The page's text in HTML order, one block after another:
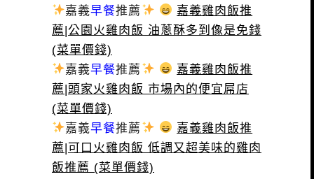
嘉義早餐推薦
嘉義雞肉飯推
薦|公園火雞肉飯 油蔥酥多到像是免錢
(菜單價錢)
嘉義早餐推薦
嘉義雞肉飯推
薦|頭家火雞肉飯 市場內的便宜屌店
(菜單價錢)
嘉義早餐推薦
嘉義雞肉飯推
薦|可口火雞肉飯 低調又超美味的雞肉
飯推薦 (菜單價錢)